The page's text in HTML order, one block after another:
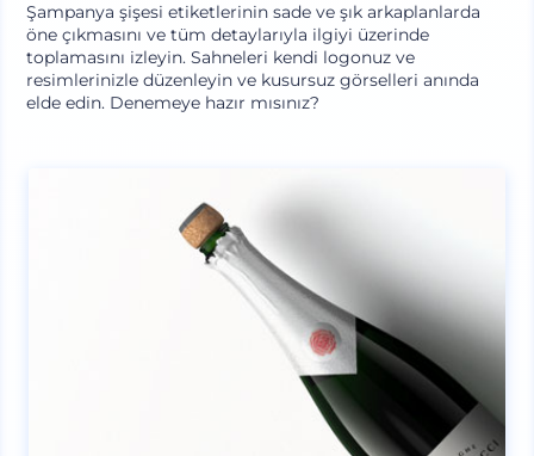
Şampanya şişesi etiketlerinin sade ve şık arkaplanlarda
öne çıkmasını ve tüm detaylarıyla ilgiyi üzerinde
toplamasını izleyin. Sahneleri kendi logonuz ve
resimlerinizle düzenleyin ve kusursuz görselleri anında
elde edin. Denemeye hazır mısınız?